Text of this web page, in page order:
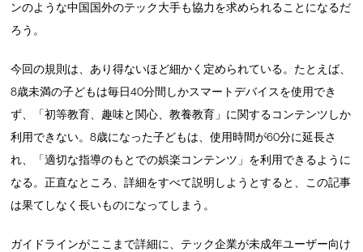
ンのような中国国外のテック大手も協力を求められることになるだ
ろう。
今回の規則は、あり得ないほど細かく定められている。たとえば、
8歳未満の子どもは毎日40分間しかスマートデバイスを使用でき
ず、「初等教育、趣味と関心、教養教育」に関するコンテンツしか
利用できない。8歳になった子どもは、使用時間が60分に延長さ
れ、「適切な指導のもとでの娯楽コンテンツ」を利用できるように
なる。正直なところ、詳細をすべて説明しようとすると、この記事
は果てしなく長いものになってしまう。
ガイドラインがここまで詳細に、テック企業が未成年ユーザー向け